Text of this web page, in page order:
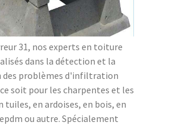
31, nos experts en toiture
dans la détection et la
des problèmes d'infiltration
soit pour les charpentes et les
tuiles, en ardoises, en bois, en
ou autre. Spécialement